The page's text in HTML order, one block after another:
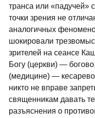
транса или «падучей»
точки зрения не
аналогичных
шокировали
зрителей на сеансе
Богу (церкви) —
(медицине) —
никто не вправе
священникам давать
разъяснения о